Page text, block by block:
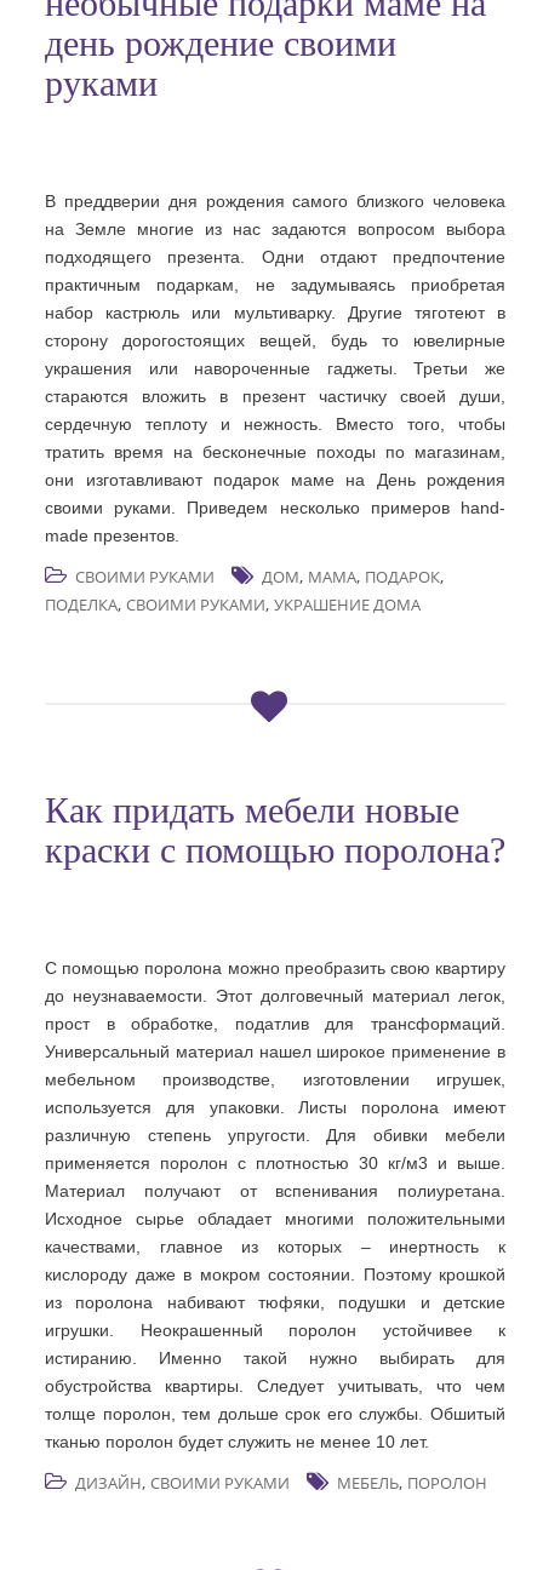
день рождение своими
руками
В преддверии дня рождения самого близкого человека
на Земле многие из нас задаются вопросом выбора
подходящего презента. Одни отдают предпочтение
практичным подаркам, не задумываясь приобретая
набор кастрюль или мультиварку. Другие тяготеют в
сторону дорогостоящих вещей, будь то ювелирные
украшения или навороченные гаджеты. Третьи же
стараются вложить в презент частичку своей души,
сердечную теплоту и нежность. Вместо того, чтобы
тратить время на бесконечные походы по магазинам,
они изготавливают подарок маме на День рождения
своими руками. Приведем несколько примеров hand-
made презентов.
СВОИМИ РУКАМИ ДОМ, МАМА, ПОДАРОК,
ПОДЕЛКА, СВОИМИ РУКАМИ, УКРАШЕНИЕ ДОМА
Как придать мебели новые
краски с помощью поролона?
С помощью поролона можно преобразить свою квартиру
до неузнаваемости. Этот долговечный материал легок,
прост в обработке, податлив для трансформаций.
Универсальный материал нашел широкое применение в
мебельном производстве, изготовлении игрушек,
используется для упаковки. Листы поролона имеют
различную степень упругости. Для обивки мебели
применяется поролон с плотностью 30 кг/м3 и выше.
Материал получают от вспенивания полиуретана.
Исходное сырье обладает многими положительными
качествами, главное из которых – инертность к
кислороду даже в мокром состоянии. Поэтому крошкой
из поролона набивают тюфяки, подушки и детские
игрушки. Неокрашенный поролон устойчивее к
истиранию. Именно такой нужно выбирать для
обустройства квартиры. Следует учитывать, что чем
толще поролон, тем дольше срок его службы. Обшитый
тканью поролон будет служить не менее 10 лет.
ДИЗАЙН, СВОИМИ РУКАМИ МЕБЕЛЬ, ПОРОЛОН